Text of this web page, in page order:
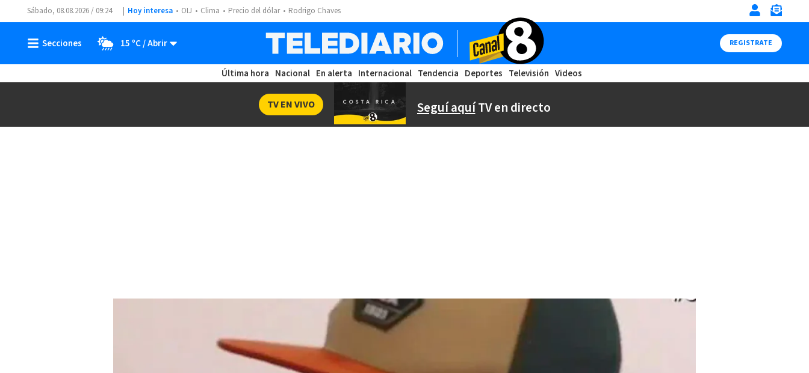
Sábado, 08.08.2026 / 09:24 Hoy interesa OIJ Clima Precio del dólar Rodrigo Chaves
15 ºC REGISTRATE
Última hora Nacional En alerta Internacional Tendencia Deportes Televisión Videos
Seguí aquíTV en directo
TV EN VIVO